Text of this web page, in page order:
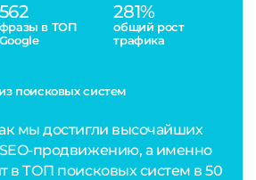
562
фразы в ТОП
Google
281%
общий рост
трафика
поисковых систем
мы достигли высочайших
SEO-продвижению, а именно
в ТОП поисковых систем в 50